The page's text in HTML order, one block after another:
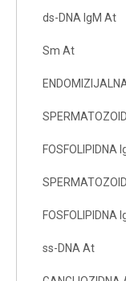
ds-DNA IgM At
Sm At
FOSFOLIPIDNA
FOSFOLIPIDNA
ss-DNA At